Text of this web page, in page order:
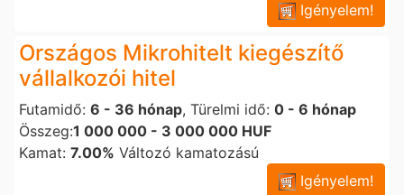
Igényelem!
Országos Mikrohitelt kiegészítő
vállalkozói hitel
Futamidő: 6 - 36 hónap, Türelmi idő: 0 - 6 hónap
Összeg:1 000 000 - 3 000 000 HUF
Kamat: 7.00% Változó kamatozású
Igényelem!